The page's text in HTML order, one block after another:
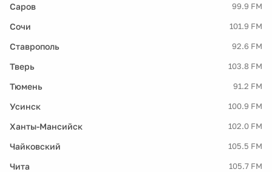
Саров 99.9 FM
Сочи 101.9 FM
Ставрополь 92.6 FM
Тверь 103.8 FM
Тюмень 91.2 FM
Усинск 100.9 FM
Ханты-Мансийск 102.0 FM
Чайковский 105.5 FM
Чита 105.7 FM